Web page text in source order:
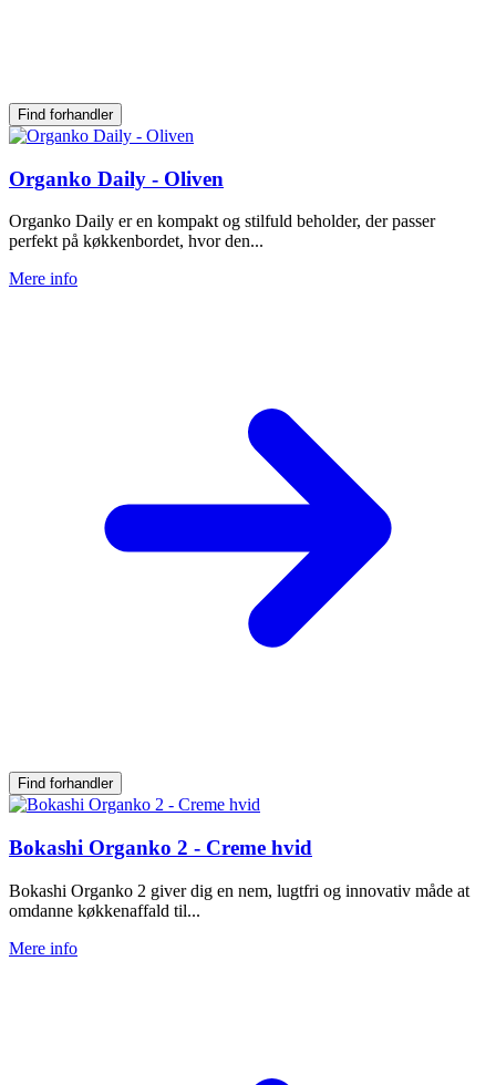
Find forhandler
Organko Daily - Oliven
Organko Daily er en kompakt og stilfuld beholder, der passer
perfekt på køkkenbordet, hvor den...
Mere info
Find forhandler
Bokashi Organko 2 - Creme hvid
Bokashi Organko 2 giver dig en nem, lugtfri og innovativ måde at
omdanne køkkenaffald til...
Mere info